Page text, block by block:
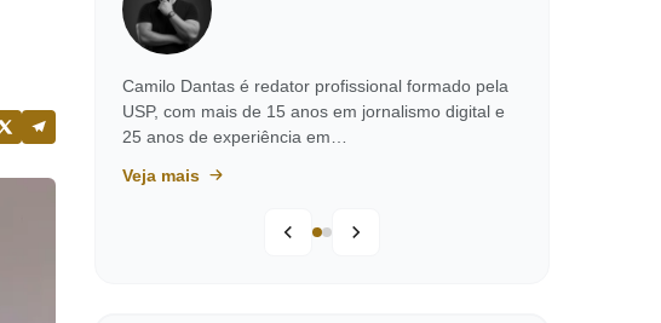
Camilo Dantas é redator profissional formado pela
USP, com mais de 15 anos em jornalismo digital e
25 anos de experiência em…
Veja mais